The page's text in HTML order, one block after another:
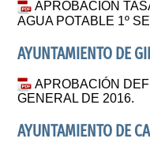
APROBACIÓN
AGUA POTABLE 1º
AYUNTAMIENTO DE
APROBACIÓN
GENERAL DE 2016.
AYUNTAMIENTO DE